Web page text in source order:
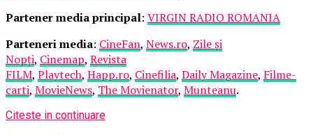
Partener media principal: VIRGIN RADIO ROMANIA
Parteneri media: CineFan, News.ro, Zile și
Nopți, Cinemap, Revista
FILM, Playtech, Happ.ro, Cinefilia, Daily Magazine, Filme-
carti, MovieNews, The Movienator, Munteanu.
Citeste in continuare